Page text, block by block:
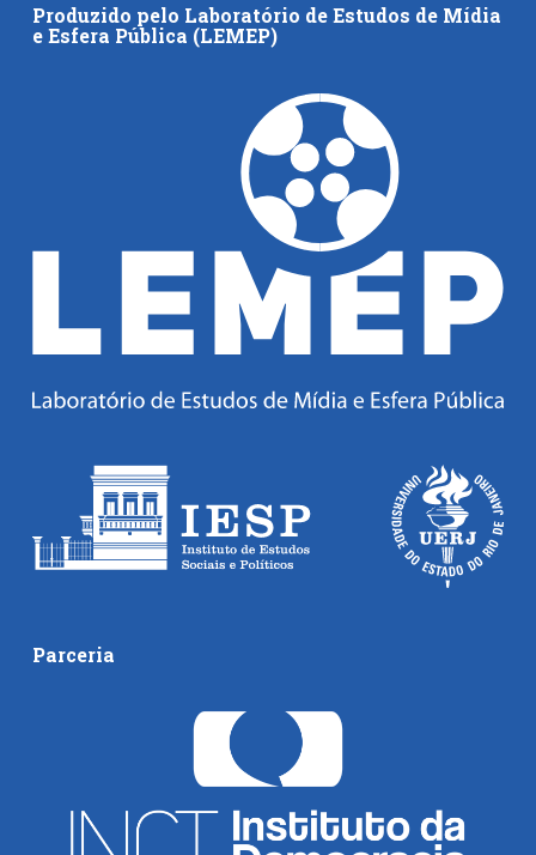
Produzido pelo Laboratório de Estudos de Mídia
e Esfera Pública (LEMEP)
Parceria